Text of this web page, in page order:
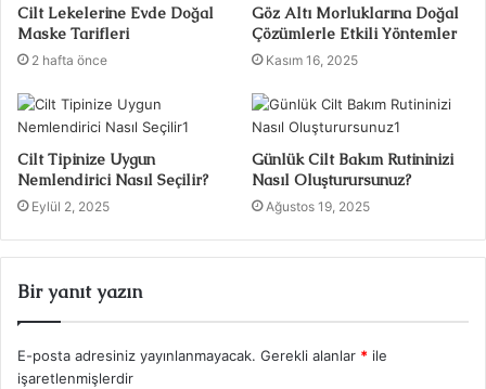
Cilt Lekelerine Evde Doğal
Maske Tarifleri
2 hafta önce
Göz Altı Morluklarına Doğal
Çözümlerle Etkili Yöntemler
Kasım 16, 2025
Cilt Tipinize Uygun
Nemlendirici Nasıl Seçilir?
Eylül 2, 2025
Günlük Cilt Bakım Rutininizi
Nasıl Oluşturursunuz?
Ağustos 19, 2025
Bir yanıt yazın
E-posta adresiniz yayınlanmayacak. Gerekli alanlar * ile
işaretlenmişlerdir